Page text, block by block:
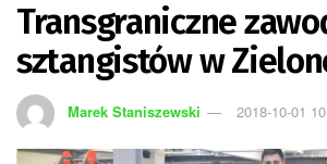
Transgraniczne
sztangistów w
Marek Staniszewski 2018-10-01